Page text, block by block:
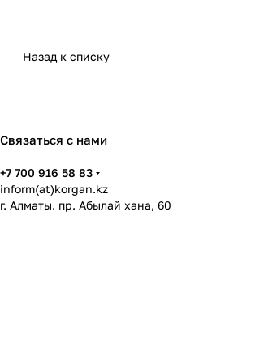
Назад к списку
Связаться с нами
+7 700 916 58 83
inform(at)korgan.kz
г. Алматы. пр. Абылай хана, 60